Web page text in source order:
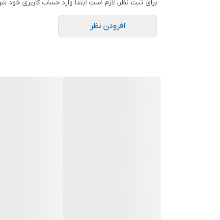
دوستان عزیز در هنگام انتخاب مدل دقت کنید
برای ثبت نظر، لازم است ابتدا وارد حساب کاربری خود
افزودن نظر